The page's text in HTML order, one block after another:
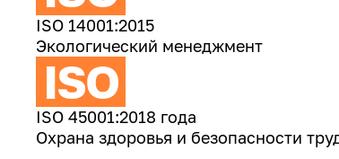
ISO 14001:2015
Экологический менеджмент
ISO
ISO 45001:2018 года
Охрана здоровья и безопасности